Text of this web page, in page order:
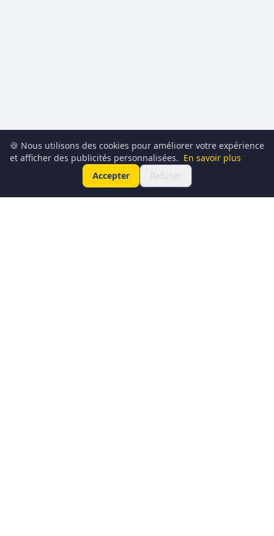
🍪 Nous utilisons des cookies pour améliorer votre expérience
et afficher des publicités personnalisées. En savoir plus
Accepter
Refuser